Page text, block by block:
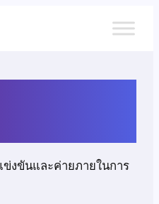
งขันและค่ายภายในการ